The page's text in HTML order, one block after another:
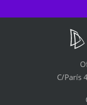
C/París